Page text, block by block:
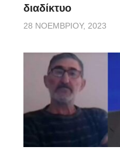
διαδίκτυο
28 ΝΟΕΜΒΡΊΟΥ, 2023